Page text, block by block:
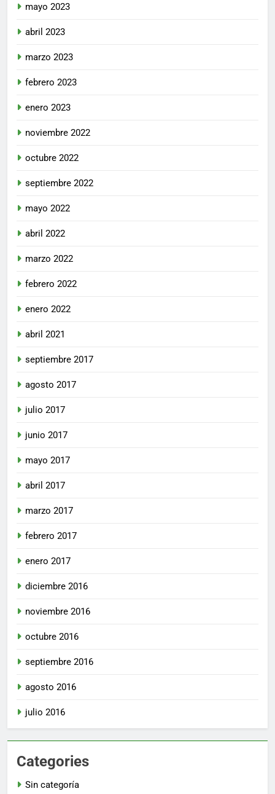
mayo 2023
abril 2023
marzo 2023
febrero 2023
enero 2023
noviembre 2022
octubre 2022
septiembre 2022
mayo 2022
abril 2022
marzo 2022
febrero 2022
enero 2022
abril 2021
septiembre 2017
agosto 2017
julio 2017
junio 2017
mayo 2017
abril 2017
marzo 2017
febrero 2017
enero 2017
diciembre 2016
noviembre 2016
octubre 2016
septiembre 2016
agosto 2016
julio 2016
Categories
Sin categoría